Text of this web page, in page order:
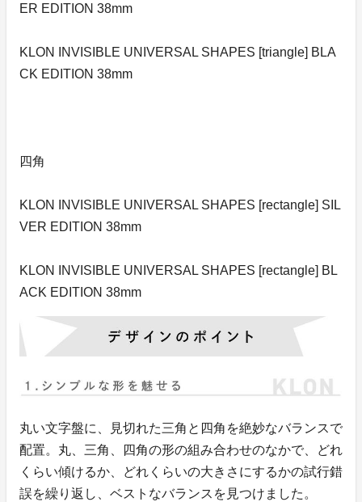
ER EDITION 38mm
KLON INVISIBLE UNIVERSAL SHAPES [triangle] BLA
CK EDITION 38mm
四角
KLON INVISIBLE UNIVERSAL SHAPES [rectangle] SIL
VER EDITION 38mm
KLON INVISIBLE UNIVERSAL SHAPES [rectangle] BL
ACK EDITION 38mm
丸い文字盤に、見切れた三角と四角を絶妙なバランスで
配置。丸、三角、四角の形の組み合わせのなかで、どれ
くらい傾けるか、どれくらいの大きさにするかの試行錯
誤を繰り返し、ベストなバランスを見つけました。